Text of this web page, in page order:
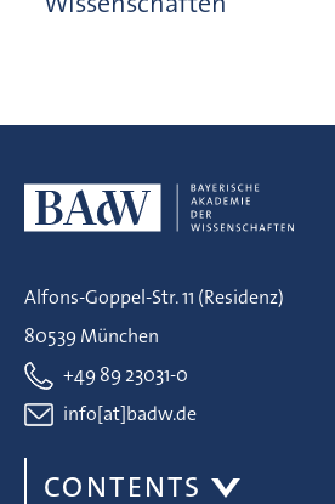
Alfons-Goppel-Str. 11 (Residenz)
80539 München
+49 89 23031-0
info[at]badw.de
CONTENTS